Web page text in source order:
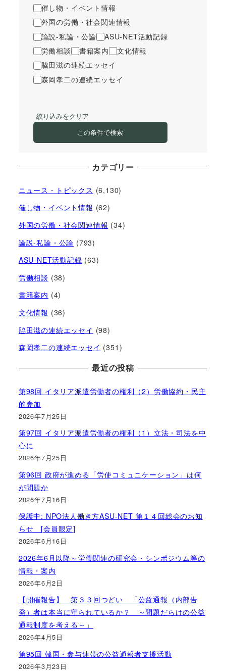
催し物・イベント情報
外国の労働・社会関連情報
論説-私論・公論
ASU-NET活動記録
労働相談
書籍案内
文化情報
脇田滋の連続エッセイ
森岡孝二の連続エッセイ
絞り込みをクリア
この条件で検索
カテゴリー
ニュース・トピックス (6,130)
催し物・イベント情報 (62)
外国の労働・社会関連情報 (34)
論説-私論・公論 (793)
ASU-NET活動記録 (63)
労働相談 (38)
書籍案内 (4)
文化情報 (36)
脇田滋の連続エッセイ (98)
森岡孝二の連続エッセイ (351)
最近の投稿
第98回 イタリア派遣労働者の権利（2）労働協約・民主
的参加
2026年7月25日
第97回 イタリア派遣労働者の権利（1）立法・司法を中
心に
2026年7月25日
第96回 政府が進める「労使コミュニケーション」は何
が問題か
2026年7月16日
保護中: NPO法人働き方ASU-NET 第１４回総会のお知
らせ [会員限定]
2026年6月16日
2026年6月以降～労働関連の研究会・シンポジウム等の
情報・案内
2026年6月2日
【開催報告】 第３３回つどい 「公益通報（内部告
発）者は本当に守られているか？ ～問題だらけの公益
通報制度を考える～」
2026年4月5日
第95回 韓国・参与連帯の公益通報者支援活動
2026年3月23日